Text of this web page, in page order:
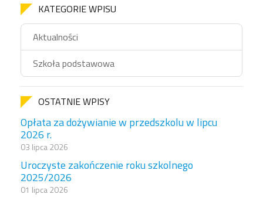
KATEGORIE WPISU
Aktualności
Szkoła podstawowa
OSTATNIE WPISY
Opłata za dożywianie w przedszkolu w lipcu
2026 r.
03 lipca 2026
Uroczyste zakończenie roku szkolnego
2025/2026
01 lipca 2026